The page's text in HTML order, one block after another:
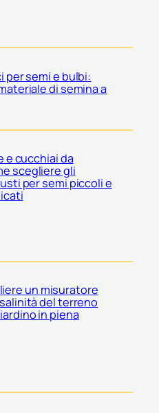
semi e bulbi:
di semina a
e cucchiai da
scegliere gli
per semi piccoli e
un misuratore
del terreno
in piena